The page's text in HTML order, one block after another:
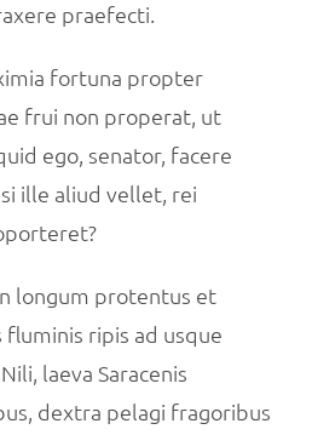
praefecti.
fortuna propter
frui non properat, ut
ego, senator, facere
ille aliud vellet, rei
longum protentus et
ripis ad usque
laeva Saracenis
dextra pelagi fragoribus